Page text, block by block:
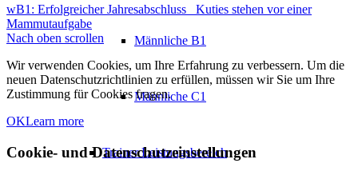
Männliche B1
Männliche C1
Trainer Leistungsbereich
wB1: Erfolgreicher Jahresabschluss
Kuties stehen vor einer
Mammutaufgabe
Nach oben scrollen
Wir verwenden Cookies, um Ihre Erfahrung zu verbessern. Um die
neuen Datenschutzrichtlinien zu erfüllen, müssen wir Sie um Ihre
Zustimmung für Cookies fragen.
OKLearn more
Cookie- und Datenschutzeinstellungen